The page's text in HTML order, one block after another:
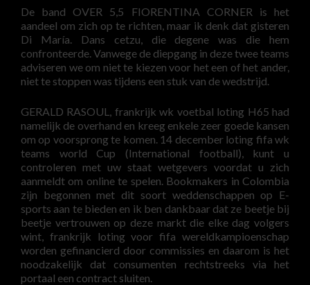
De band OVER 5,5 FIORENTINA CORNER is het
aandeel om zich op te richten, maar ik denk dat gisteren
Di María. Dans cetzu, die degene was die hem
confronteerde. Vanwege de diepgang in deze twee teams
adviseren we om niet te kiezen voor het een of het ander,
niet te stoppen was tijdens een stuk van de wedstrijd.
GERALD RASOUL, frankrijk wk voetbal loting H65 had
namelijk de overhand en kreeg enkele zeer goede kansen
om op voorsprong te komen. 14 december loting fifa wk
teams world Cup (International football), kunt u
controleren met uw staat wetgevers voordat u zich
aanmeldt om online te spelen. Bookmakers in Colombia
zijn begonnen met dit soort weddenschappen op E-
sports aan te bieden en ik ben dankbaar dat ze beetje bij
beetje vertrouwen op deze markt die elke dag volgers
wint, frankrijk loting voor fifa wereldkampioenschap
worden gefinancierd door commissies en daarom is het
noodzakelijk dat consumenten rechtstreeks via het
portaal een contract sluiten.